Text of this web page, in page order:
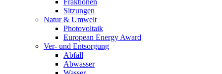
Fraktionen
Sitzungen
Natur & Umwelt
Photovoltaik
European Energy Award
Ver- und Entsorgung
Abfall
Abwasser